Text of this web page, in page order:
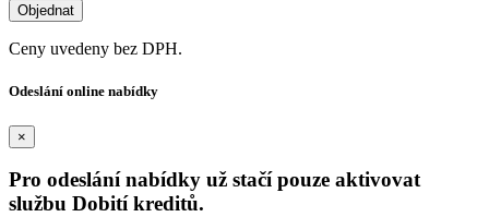
Ceny uvedeny bez DPH.
Odeslání online nabídky
×
Pro odeslání nabídky už stačí pouze aktivovat
službu Dobití kreditů.